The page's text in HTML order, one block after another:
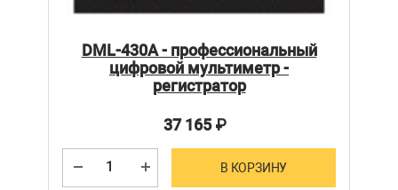
DML-430A - профессиональный
цифровой мультиметр -
регистратор
37 165₽
В КОРЗИНУ